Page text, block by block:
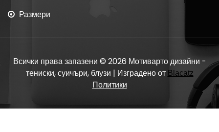
Размери
Всички права запазени © 2026 Мотиварто дизайни -
тениски, суичъри, блузи | Изградено от Blacatz
Политики